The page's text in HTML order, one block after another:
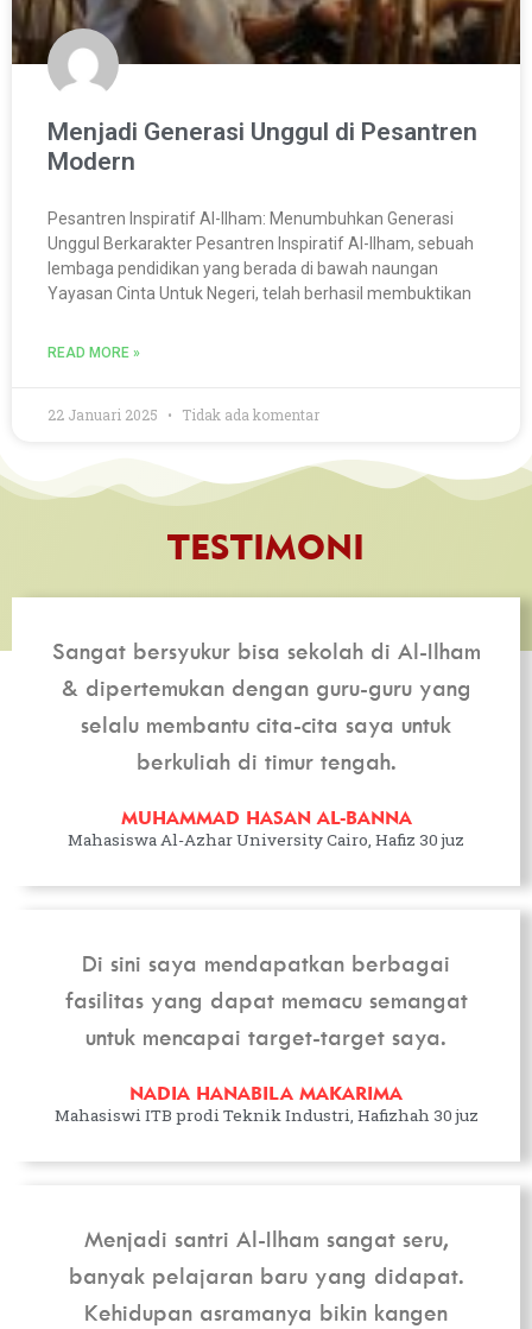
Menjadi Generasi Unggul di Pesantren
Modern
Pesantren Inspiratif Al-Ilham: Menumbuhkan Generasi
Unggul Berkarakter Pesantren Inspiratif Al-Ilham, sebuah
lembaga pendidikan yang berada di bawah naungan
Yayasan Cinta Untuk Negeri, telah berhasil membuktikan
READ MORE »
22 Januari 2025 Tidak ada komentar
TESTIMONI
Sangat bersyukur bisa sekolah di Al-Ilham
& dipertemukan dengan guru-guru yang
selalu membantu cita-cita saya untuk
berkuliah di timur tengah.
MUHAMMAD HASAN AL-BANNA
Mahasiswa Al-Azhar University Cairo, Hafiz 30 juz
Di sini saya mendapatkan berbagai
fasilitas yang dapat memacu semangat
untuk mencapai target-target saya.
NADIA HANABILA MAKARIMA
Mahasiswi ITB prodi Teknik Industri, Hafizhah 30 juz
Menjadi santri Al-Ilham sangat seru,
banyak pelajaran baru yang didapat.
Kehidupan asramanya bikin kangen